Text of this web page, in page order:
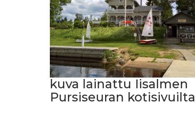
kuva lainattu Iisalmen
Pursiseuran kotisivuilta